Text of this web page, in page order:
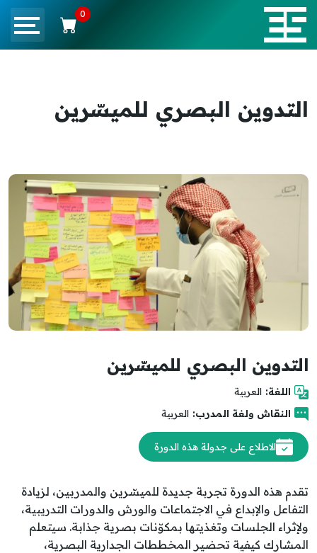
0
التدوين البصري للميسّرين
التدوين البصري للميسّرين
اللغة: العربية
النقاش ولغة المدرب: العربية
الاطلاع على جدولة هذه الدورة
تقدم هذه الدورة تجربة جديدة للميسّرين والمدربين، لزيادة
التفاعل والإبداع في الاجتماعات والورش والدورات التدريبية،
ولإثراء الجلسات وتغذيتها بمكوّنات بصرية جذابة. سيتعلم
المشارك كيفية تحضير المخططات الجدارية البصرية،